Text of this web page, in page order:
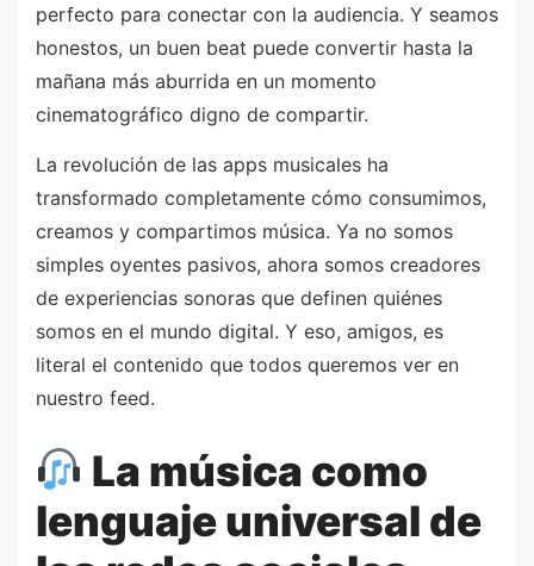
perfecto para conectar con la audiencia. Y seamos
honestos, un buen beat puede convertir hasta la
mañana más aburrida en un momento
cinematográfico digno de compartir.
La revolución de las apps musicales ha
transformado completamente cómo consumimos,
creamos y compartimos música. Ya no somos
simples oyentes pasivos, ahora somos creadores
de experiencias sonoras que definen quiénes
somos en el mundo digital. Y eso, amigos, es
literal el contenido que todos queremos ver en
nuestro feed.
La música como
lenguaje universal de